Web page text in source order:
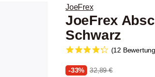
JoeFrex
JoeFrex
Schwarz
(12
-33% 32,89 €